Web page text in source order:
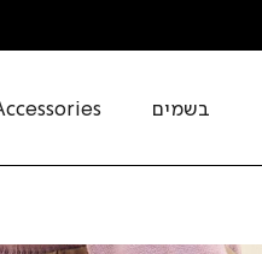
בשמים